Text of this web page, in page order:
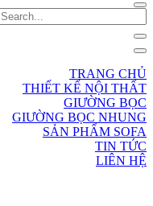
TRANG CHỦ
THIẾT KẾ NỘI THẤT
GIƯỜNG BỌC
GIƯỜNG BỌC NHUNG
SẢN PHẨM SOFA
TIN TỨC
LIÊN HỆ